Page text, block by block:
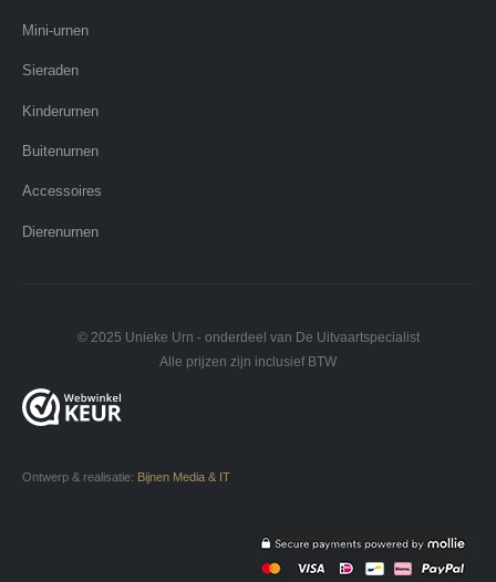
Mini-urnen
Sieraden
Kinderurnen
Buitenurnen
Accessoires
Dierenurnen
© 2025 Unieke Urn - onderdeel van De Uitvaartspecialist
Alle prijzen zijn inclusief BTW
Ontwerp & realisatie: Bijnen Media & IT